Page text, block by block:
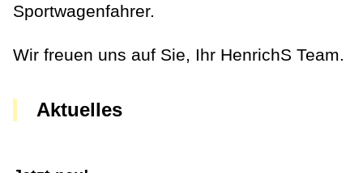
Sportwagenfahrer.
Wir freuen uns auf Sie, Ihr HenrichS Team.
Aktuelles